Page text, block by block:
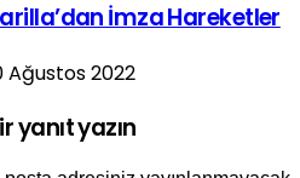
İmza Hareketler
Ağustos 2022
yanıt yazın